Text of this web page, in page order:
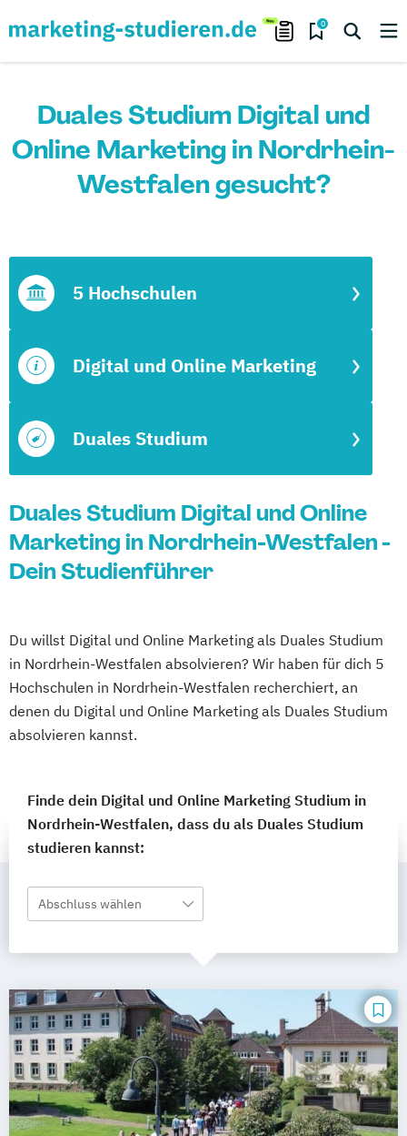
0
Duales Studium Digital und
Online Marketing in Nordrhein-
Westfalen gesucht?
Duales Studium
Digital und Online Marketing
5 Hochschulen
Duales Studium Digital und Online
Marketing in Nordrhein-Westfalen -
Dein Studienführer
Du willst Digital und Online Marketing als Duales Studium
in Nordrhein-Westfalen absolvieren? Wir haben für dich 5
Hochschulen in Nordrhein-Westfalen recherchiert, an
denen du Digital und Online Marketing als Duales Studium
absolvieren kannst.
Finde dein Digital und Online Marketing Studium in
Nordrhein-Westfalen, dass du als Duales Studium
studieren kannst:
Abschluss wählen